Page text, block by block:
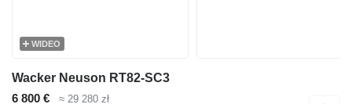
WIDEO
Wacker Neuson RT82-SC3
6 800 €
≈ 29 280 zł